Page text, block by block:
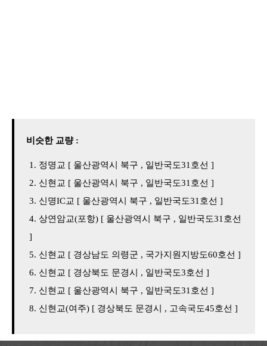
비슷한 교량 :
정명교 [ 울산광역시 북구 , 일반국도31호선 ]
신현교 [ 울산광역시 북구 , 일반국도31호선 ]
신명IC교 [ 울산광역시 북구 , 일반국도31호선 ]
상연암교(포항) [ 울산광역시 북구 , 일반국도31호선
]
신현교 [ 경상남도 의령군 , 국가지원지방도60호선 ]
신현교 [ 경상북도 문경시 , 일반국도3호선 ]
신현교 [ 울산광역시 북구 , 일반국도31호선 ]
신현교(여주) [ 경상북도 문경시 , 고속국도45호선 ]